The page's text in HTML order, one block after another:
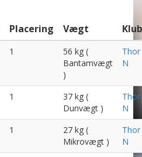
Placering Vægt Klub
1
56 kg (
Bantamvægt
)
Thor
N
1
37 kg (
Dunvægt )
Thor
N
1
27 kg (
Mikrovægt )
Thor
N